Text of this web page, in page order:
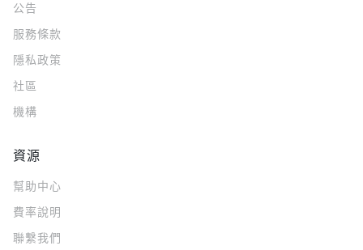
公告
服務條款
隱私政策
社區
機構
資源
幫助中心
費率說明
聯繫我們